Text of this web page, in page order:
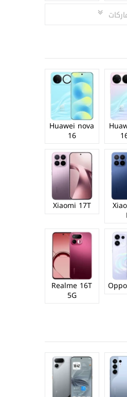
Huawei nova
16
Xiaomi 17T
Realme 16T
5G